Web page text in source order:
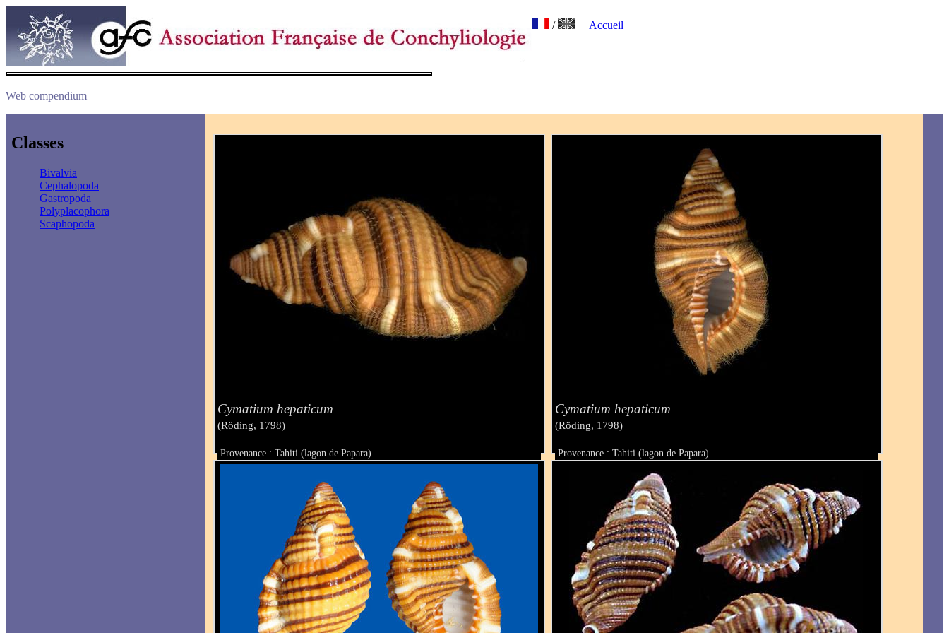
/ Accueil
Web compendium
Classes
Bivalvia
Cephalopoda
Gastropoda
Polyplacophora
Scaphopoda
Cymatium hepaticum
(Röding, 1798)
Provenance : Tahiti (lagon de Papara)
Taille : 51.2 mm
Cymatium hepaticum
(Röding, 1798)
Provenance : Tahiti (lagon de Papara)
Taille : 51.2 mm